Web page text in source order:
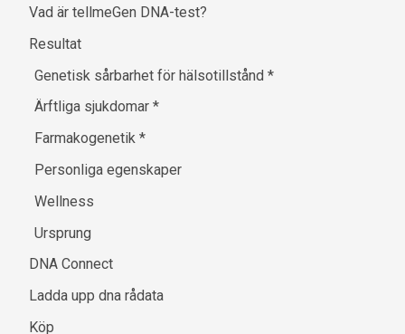
Vad är tellmeGen DNA-test?
Resultat
Genetisk sårbarhet för hälsotillstånd*
Ärftliga sjukdomar*
Farmakogenetik*
Personliga egenskaper
Wellness
Ursprung
DNA Connect
Ladda upp dna rådata
Köp